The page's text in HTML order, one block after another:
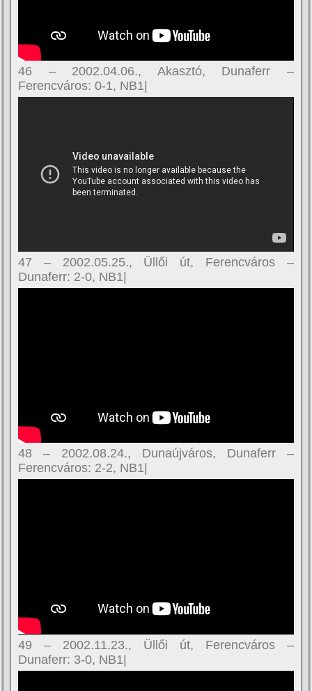
46 – 2002.04.06., Akasztó, Dunaferr –
Ferencváros: 0-1, NB1|
47 – 2002.05.25., Üllői út, Ferencváros –
Dunaferr: 2-0, NB1|
48 – 2002.08.24., Dunaújváros, Dunaferr –
Ferencváros: 2-2, NB1|
49 – 2002.11.23., Üllői út, Ferencváros –
Dunaferr: 3-0, NB1|